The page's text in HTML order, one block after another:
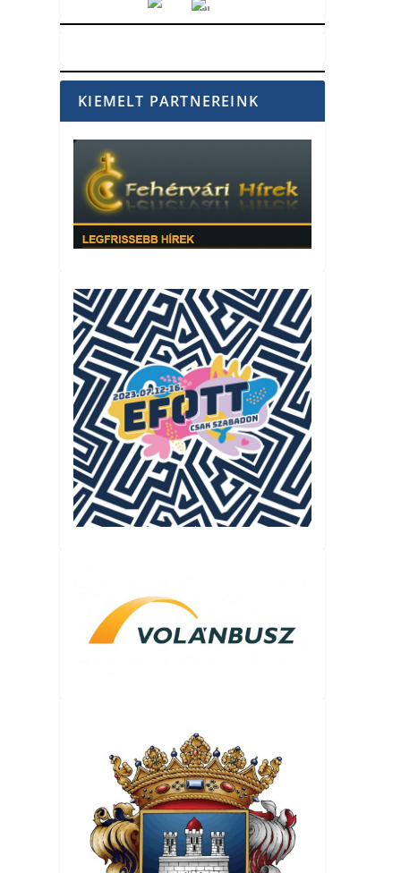
KIEMELT PARTNEREINK